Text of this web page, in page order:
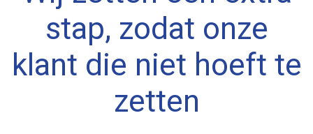
stap, zodat onze
klant die niet hoeft te
zetten